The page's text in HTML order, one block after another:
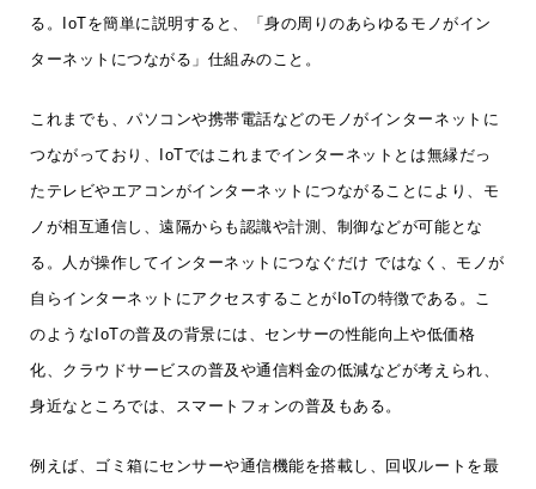
る。IoTを簡単に説明すると、「身の周りのあらゆるモノがイン
ターネットにつながる」仕組みのこと。
これまでも、パソコンや携帯電話などのモノがインターネットに
つながっており、IoTではこれまでインターネットとは無縁だっ
たテレビやエアコンがインターネットにつながることにより、モ
ノが相互通信し、遠隔からも認識や計測、制御などが可能とな
る。人が操作してインターネットにつなぐだけ ではなく、モノが
自らインターネットにアクセスすることがIoTの特徴である。こ
のようなIoTの普及の背景には、センサーの性能向上や低価格
化、クラウドサービスの普及や通信料金の低減などが考えられ、
身近なところでは、スマートフォンの普及もある。
例えば、ゴミ箱にセンサーや通信機能を搭載し、回収ルートを最